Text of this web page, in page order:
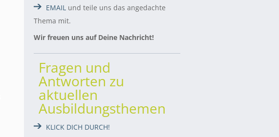
EMAIL und teile uns das angedachte
Thema mit.
Wir freuen uns auf Deine Nachricht!
Fragen und
Antworten zu
aktuellen
Ausbildungsthemen
KLICK DICH DURCH!